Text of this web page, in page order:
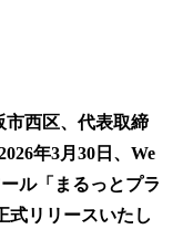
市西区、代表取締
年3月30日、We
ル「まるっとプラ
式リリースいたし